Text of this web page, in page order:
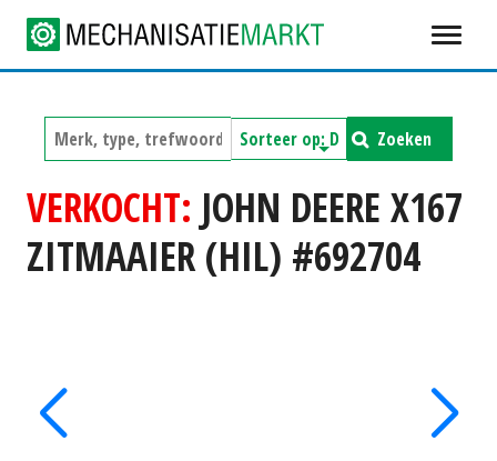
Zoeken
VERKOCHT: JOHN DEERE X167
ZITMAAIER (HIL) #692704